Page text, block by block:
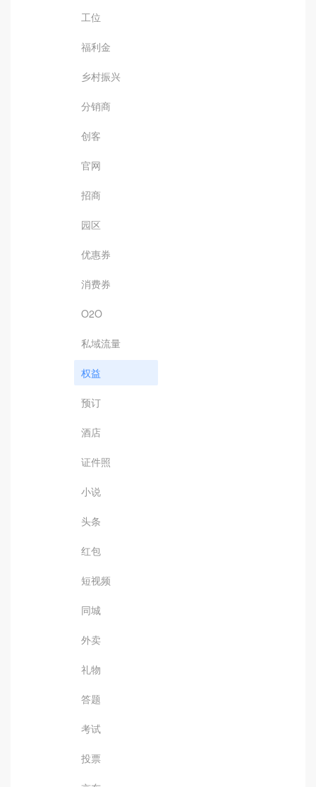
工位
福利金
乡村振兴
分销商
创客
官网
招商
园区
优惠券
消费券
O2O
私域流量
权益
预订
酒店
证件照
小说
头条
红包
短视频
同城
外卖
礼物
答题
考试
投票